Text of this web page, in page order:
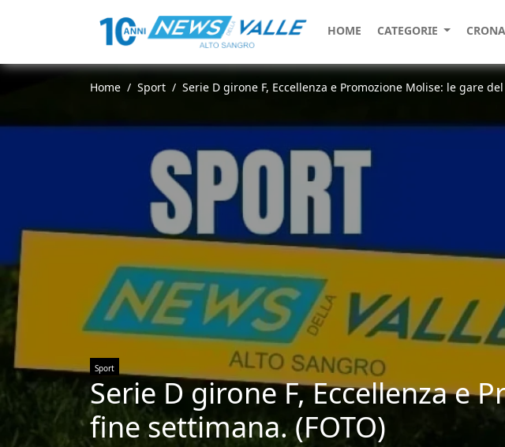
HOME CATEGORIE
Home Sport Serie D girone F, Eccellenza e Promozione Molise: le gare
Sport
Serie D girone F, Eccellenza e
fine settimana. (FOTO)